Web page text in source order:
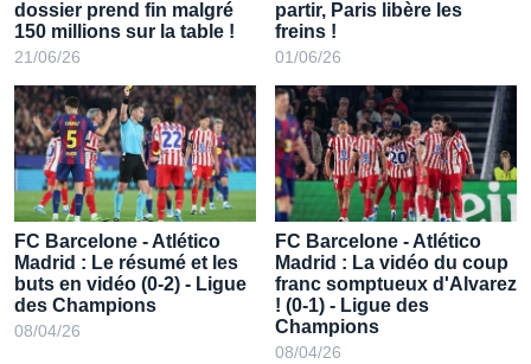
PSG : Julian Alvarez
tourne le dos à Paris, le
dossier prend fin malgré
150 millions sur la table !
21/06/26
PSG Mercato : Lee Kang-in
et Gonçalo Ramos veulent
partir, Paris libère les
freins !
01/06/26